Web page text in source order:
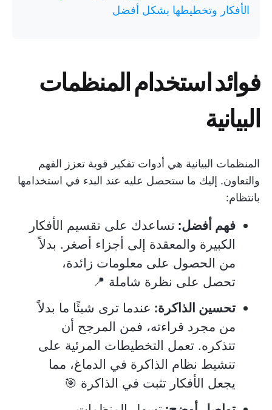
الأفكار وتخطيطها بشكل أفضل
فوائد استخدام المنظمات
البيانية
المنظمات البيانية هي أدوات تفكير قوية تعزز الفهم
والتعاون. إليك ما ستحصل عليه عند البدء في استخدامها
بانتظام:
فهم أفضل: تساعدك على تقسيم الأفكار
الكبيرة والمعقدة إلى أجزاء أصغر. بدلاً
من الحصول على معلومات زائدة،
تحصل على نظرة شاملة 📍
تحسين الذاكرة: عندما ترى شيئًا ما بدلاً
من مجرد قراءته، فمن المرجح أن
تتذكره. تعمل التخطيطات المرئية على
تنشيط نظام الذاكرة في الدماغ، مما
يجعل الأفكار تثبت في الذاكرة 🎯